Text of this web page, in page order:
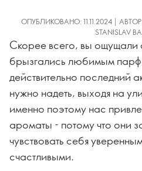
ОПУБЛИКОВАНО: 11.11.2024 | АВТОР:
STANISLAV
Скорее всего, вы ощущали
брызгались любимым
действительно последний
нужно надеть, выходя на
именно поэтому нас
ароматы - потому что они
чувствовать себя
счастливыми.